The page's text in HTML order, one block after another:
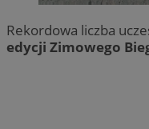
Rekordowa liczba
edycji Zimowego